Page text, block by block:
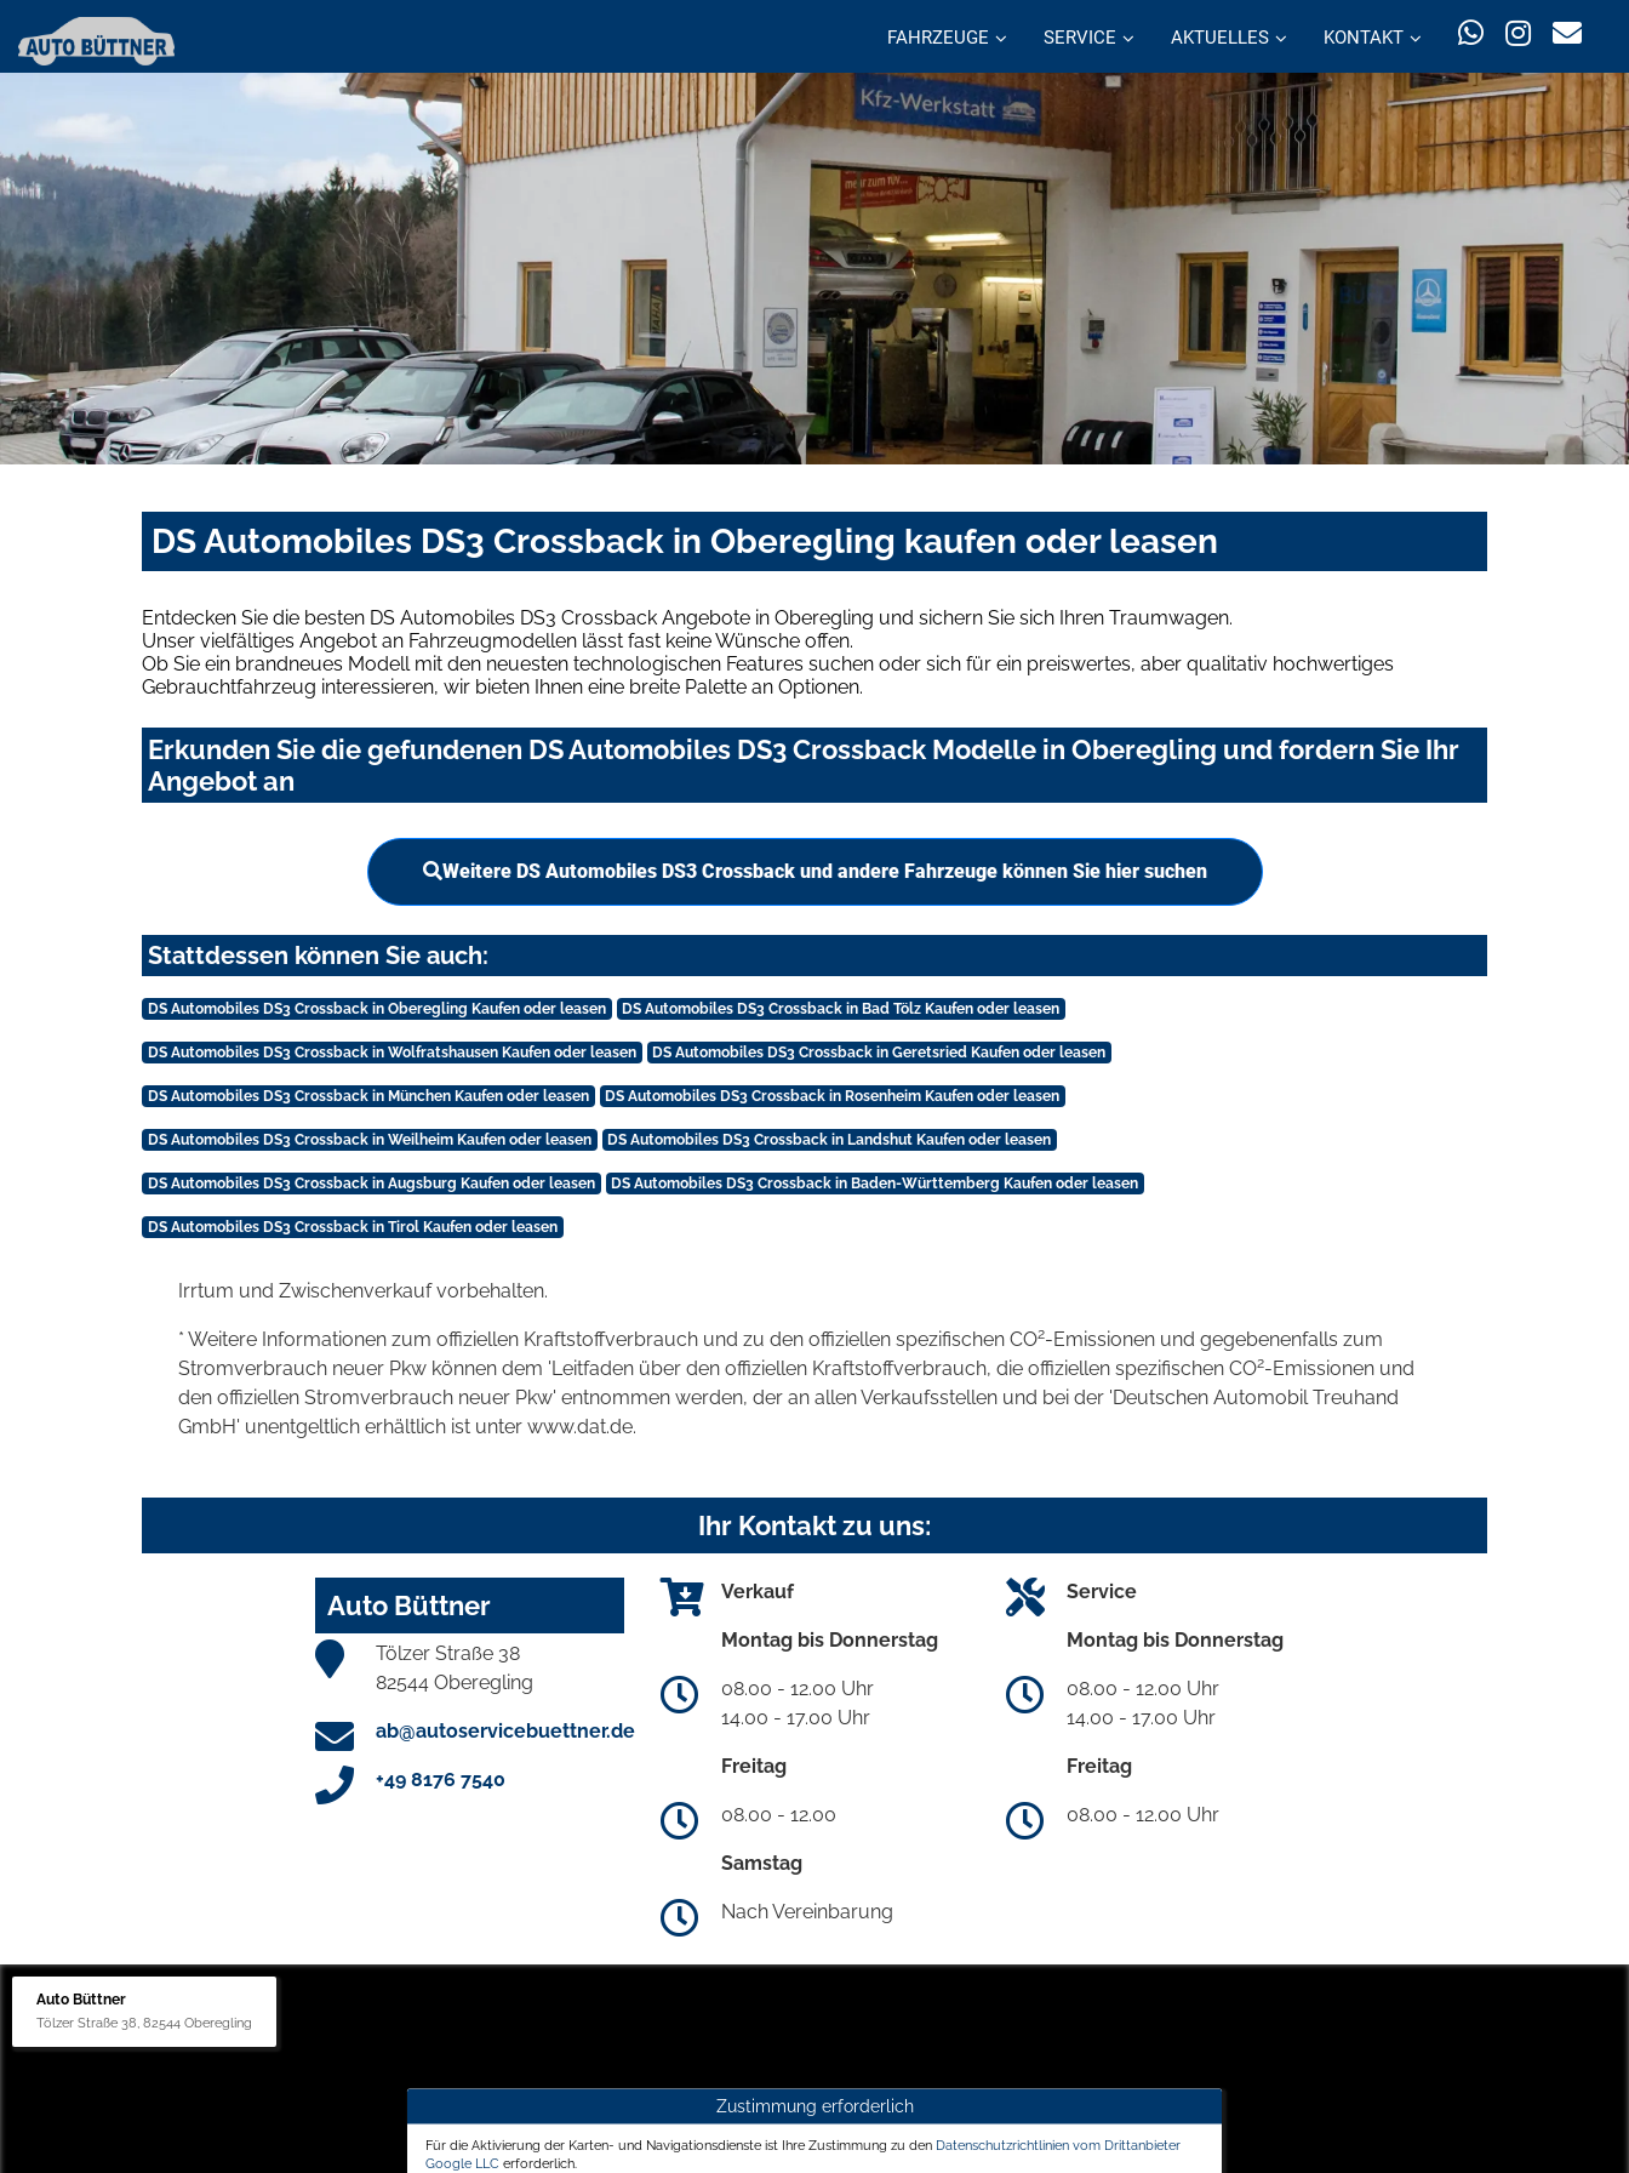
FAHRZEUGE SERVICE AKTUELLES KONTAKT
DS Automobiles DS3 Crossback in Oberegling kaufen oder leasen
Entdecken Sie die besten DS Automobiles DS3 Crossback Angebote in Oberegling und sichern Sie sich Ihren Traumwagen.
Unser vielfältiges Angebot an Fahrzeugmodellen lässt fast keine Wünsche offen.
Ob Sie ein brandneues Modell mit den neuesten technologischen Features suchen oder sich für ein preiswertes, aber qualitativ hochwertiges
Gebrauchtfahrzeug interessieren, wir bieten Ihnen eine breite Palette an Optionen.
Erkunden Sie die gefundenen DS Automobiles DS3 Crossback Modelle in Oberegling und fordern Sie Ihr
Angebot an
Weitere DS Automobiles DS3 Crossback und andere Fahrzeuge können Sie hier suchen
Stattdessen können Sie auch:
DS Automobiles DS3 Crossback in Oberegling Kaufen oder leasen DS Automobiles DS3 Crossback in Bad Tölz Kaufen oder leasen
DS Automobiles DS3 Crossback in Wolfratshausen Kaufen oder leasen DS Automobiles DS3 Crossback in Geretsried Kaufen oder leasen
DS Automobiles DS3 Crossback in München Kaufen oder leasen DS Automobiles DS3 Crossback in Rosenheim Kaufen oder leasen
DS Automobiles DS3 Crossback in Weilheim Kaufen oder leasen DS Automobiles DS3 Crossback in Landshut Kaufen oder leasen
DS Automobiles DS3 Crossback in Augsburg Kaufen oder leasen DS Automobiles DS3 Crossback in Baden-Württemberg Kaufen oder leasen
DS Automobiles DS3 Crossback in Tirol Kaufen oder leasen
Irrtum und Zwischenverkauf vorbehalten.
* Weitere Informationen zum offiziellen Kraftstoffverbrauch und zu den offiziellen spezifischen CO2-Emissionen und gegebenenfalls zum
Stromverbrauch neuer Pkw können dem 'Leitfaden über den offiziellen Kraftstoffverbrauch, die offiziellen spezifischen CO2-Emissionen und
den offiziellen Stromverbrauch neuer Pkw' entnommen werden, der an allen Verkaufsstellen und bei der 'Deutschen Automobil Treuhand
GmbH' unentgeltlich erhältlich ist unter www.dat.de.
Ihr Kontakt zu uns:
Auto Büttner
Tölzer Straße 38
82544 Oberegling
ab@autoservicebuettner.de
+49 8176 7540
Verkauf
Montag bis Donnerstag
08.00 - 12.00 Uhr
14.00 - 17.00 Uhr
Freitag
08.00 - 12.00
Samstag
Nach Vereinbarung
Service
Montag bis Donnerstag
08.00 - 12.00 Uhr
14.00 - 17.00 Uhr
Freitag
08.00 - 12.00 Uhr
Auto Büttner
Tölzer Straße 38, 82544 Oberegling
Zustimmung erforderlich
Für die Aktivierung der Karten- und Navigationsdienste ist Ihre Zustimmung zu den Datenschutzrichtlinien vom Drittanbieter
Google LLC erforderlich.